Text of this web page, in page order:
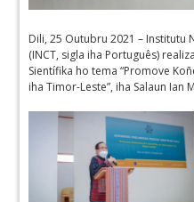
Dili, 25 Outubru 2021 – Institutu
(INCT, sigla iha Português)
Sientífika ho tema “Promove
iha Timor-Leste”, iha Salaun Ian